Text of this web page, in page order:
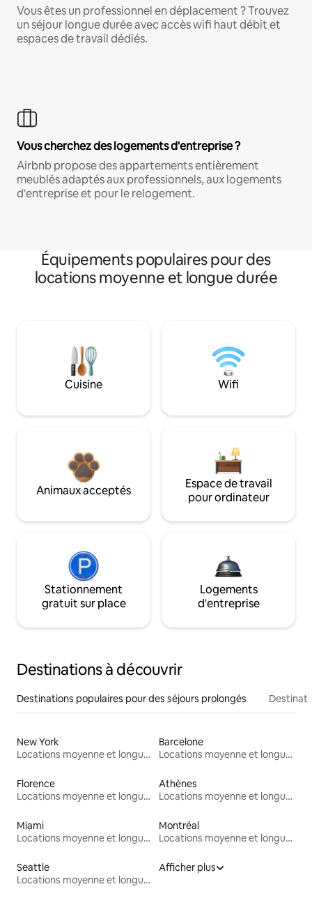
Vous êtes un professionnel en déplacement ? Trouvez
un séjour longue durée avec accès wifi haut débit et
espaces de travail dédiés.
Vous cherchez des logements d'entreprise ?
Airbnb propose des appartements entièrement
meublés adaptés aux professionnels, aux logements
d'entreprise et pour le relogement.
Équipements populaires pour des
locations moyenne et longue durée
Cuisine Wifi
Animaux acceptés
Espace de travail
pour ordinateur
Stationnement
gratuit sur place
Logements
d'entreprise
Destinations à découvrir
Destinations populaires pour des séjours prolongés
New York
Locations moyenne et longue durée
Barcelone
Locations moyenne et longue durée
Florence
Locations moyenne et longue durée
Athènes
Locations moyenne et longue durée
Miami
Locations moyenne et longue durée
Montréal
Locations moyenne et longue durée
Seattle
Locations moyenne et longue durée
Afficher plus